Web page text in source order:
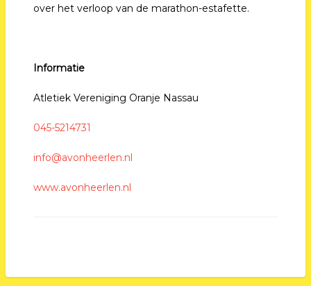
over het verloop van de marathon-estafette.
Informatie
Atletiek Vereniging Oranje Nassau
045-5214731
info@avonheerlen.nl
www.avonheerlen.nl